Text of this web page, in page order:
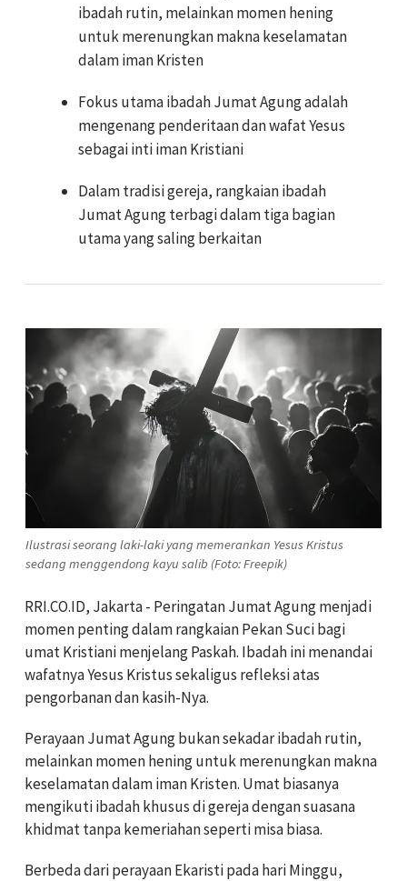
ibadah rutin, melainkan momen hening
untuk merenungkan makna keselamatan
dalam iman Kristen
Fokus utama ibadah Jumat Agung adalah
mengenang penderitaan dan wafat Yesus
sebagai inti iman Kristiani
Dalam tradisi gereja, rangkaian ibadah
Jumat Agung terbagi dalam tiga bagian
utama yang saling berkaitan
Ilustrasi seorang laki-laki yang memerankan Yesus Kristus
sedang menggendong kayu salib (Foto: Freepik)
RRI.CO.ID, Jakarta - Peringatan Jumat Agung menjadi
momen penting dalam rangkaian Pekan Suci bagi
umat Kristiani menjelang Paskah. Ibadah ini menandai
wafatnya Yesus Kristus sekaligus refleksi atas
pengorbanan dan kasih-Nya.
Perayaan Jumat Agung bukan sekadar ibadah rutin,
melainkan momen hening untuk merenungkan makna
keselamatan dalam iman Kristen. Umat biasanya
mengikuti ibadah khusus di gereja dengan suasana
khidmat tanpa kemeriahan seperti misa biasa.
Berbeda dari perayaan Ekaristi pada hari Minggu,